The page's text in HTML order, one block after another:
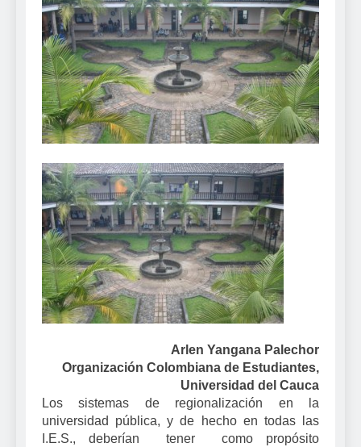
Arlen Yangana Palechor
Organización Colombiana de Estudiantes,
Universidad del Cauca
Los sistemas de regionalización en la
universidad pública, y de hecho en todas las
I.E.S., deberían tener como propósito